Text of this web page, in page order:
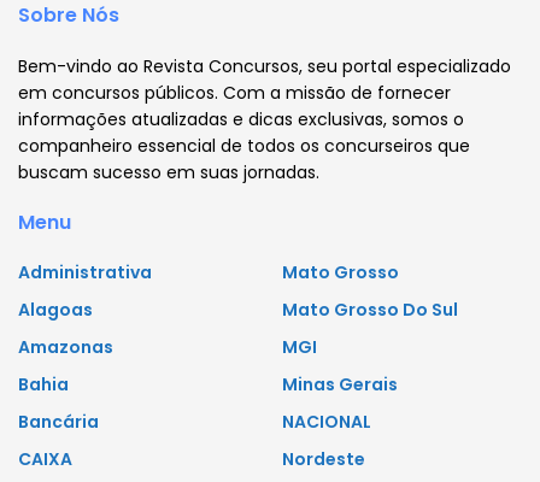
Sobre Nós
Bem-vindo ao Revista Concursos, seu portal especializado
em concursos públicos. Com a missão de fornecer
informações atualizadas e dicas exclusivas, somos o
companheiro essencial de todos os concurseiros que
buscam sucesso em suas jornadas.
Menu
Administrativa
Alagoas
Amazonas
Bahia
Bancária
CAIXA
Mato Grosso
Mato Grosso Do Sul
MGI
Minas Gerais
NACIONAL
Nordeste